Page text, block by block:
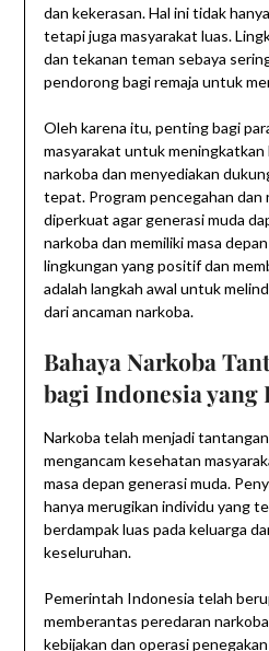
dan kekerasan. Hal ini tidak
tetapi juga masyarakat luas.
dan tekanan teman sebaya
pendorong bagi remaja untuk
Oleh karena itu, penting bagi
masyarakat untuk meningkatkan
narkoba dan menyediakan
tepat. Program pencegahan dan
diperkuat agar generasi muda
narkoba dan memiliki masa
lingkungan yang positif dan
adalah langkah awal untuk
dari ancaman narkoba.
Bahaya Narkoba
bagi Indonesia yang
Narkoba telah menjadi
mengancam kesehatan
masa depan generasi muda.
hanya merugikan individu yang
berdampak luas pada keluarga
keseluruhan.
Pemerintah Indonesia telah
memberantas peredaran
kebijakan dan operasi